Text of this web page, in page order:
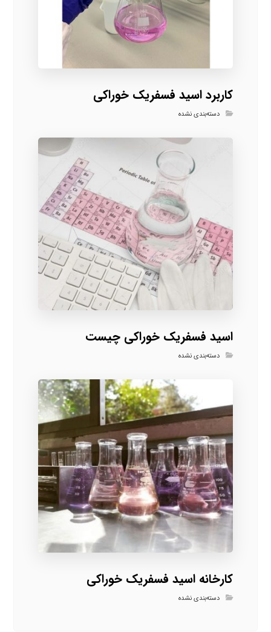
کاربرد اسید فسفریک خوراکی
دسته‌بندی نشده
اسید فسفریک خوراکی چیست
دسته‌بندی نشده
کارخانه اسید فسفریک خوراکی
دسته‌بندی نشده